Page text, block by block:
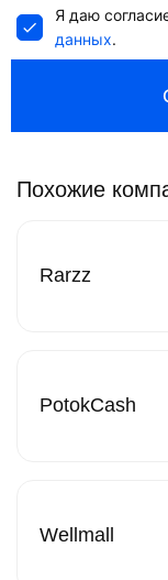
Я даю
данных.
Похожие
Rarzz
PotokCash
Wellmall